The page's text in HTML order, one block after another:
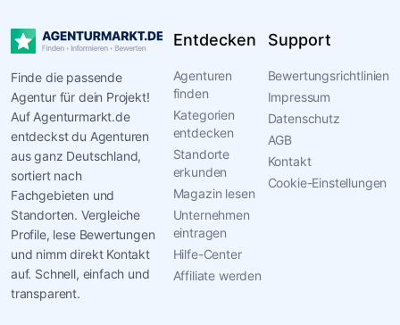
Finde die passende
Agentur für dein Projekt!
Auf Agenturmarkt.de
entdeckst du Agenturen
aus ganz Deutschland,
sortiert nach
Fachgebieten und
Standorten. Vergleiche
Profile, lese Bewertungen
und nimm direkt Kontakt
auf. Schnell, einfach und
transparent.
Entdecken
Agenturen
finden
Kategorien
entdecken
Standorte
erkunden
Magazin lesen
Unternehmen
eintragen
Hilfe-Center
Affiliate werden
Support
Bewertungsrichtlinien
Impressum
Datenschutz
AGB
Kontakt
Cookie-Einstellungen